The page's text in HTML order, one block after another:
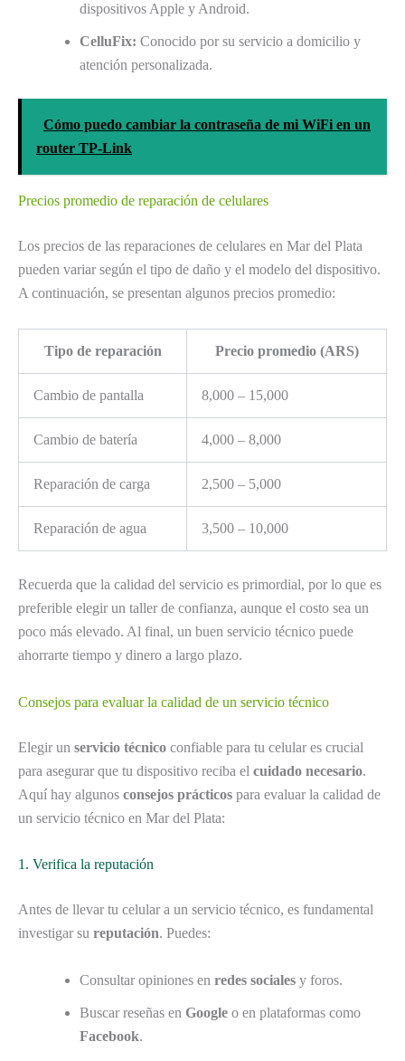
dispositivos Apple y Android.
CelluFix: Conocido por su servicio a domicilio y
atención personalizada.
Cómo puedo cambiar la contraseña de mi WiFi en un
router TP-Link
Precios promedio de reparación de celulares
Los precios de las reparaciones de celulares en Mar del Plata
pueden variar según el tipo de daño y el modelo del dispositivo.
A continuación, se presentan algunos precios promedio:
Tipo de reparación Precio promedio (ARS)
Cambio de pantalla 8,000 – 15,000
Cambio de batería 4,000 – 8,000
Reparación de carga 2,500 – 5,000
Reparación de agua 3,500 – 10,000
Recuerda que la calidad del servicio es primordial, por lo que es
preferible elegir un taller de confianza, aunque el costo sea un
poco más elevado. Al final, un buen servicio técnico puede
ahorrarte tiempo y dinero a largo plazo.
Consejos para evaluar la calidad de un servicio técnico
Elegir un servicio técnico confiable para tu celular es crucial
para asegurar que tu dispositivo reciba el cuidado necesario.
Aquí hay algunos consejos prácticos para evaluar la calidad de
un servicio técnico en Mar del Plata:
1. Verifica la reputación
Antes de llevar tu celular a un servicio técnico, es fundamental
investigar su reputación. Puedes:
Consultar opiniones en redes sociales y foros.
Buscar reseñas en Google o en plataformas como
Facebook.